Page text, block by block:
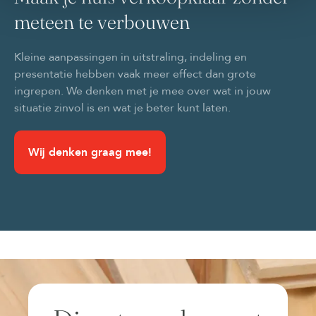
meteen te verbouwen
Kleine aanpassingen in uitstraling, indeling en
presentatie hebben vaak meer effect dan grote
ingrepen. We denken met je mee over wat in jouw
situatie zinvol is en wat je beter kunt laten.
Wij denken graag mee!